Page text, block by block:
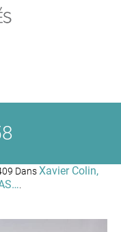
DansXavier Colin,